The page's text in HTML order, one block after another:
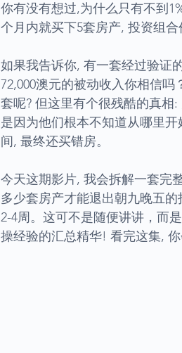
你有没有想过,为什么只有不到
个月内就买下5套房产, 投资组
如果我告诉你, 有一套经过验证
72,000澳元的被动收入你相信吗
套呢? 但这里有个很残酷的真相
是因为他们根本不知道从哪里
间, 最终还买错房。
今天这期影片, 我会拆解一套完
多少套房产才能退出朝九晚五
2-4周。这可不是随便讲讲，而
操经验的汇总精华! 看完这集,